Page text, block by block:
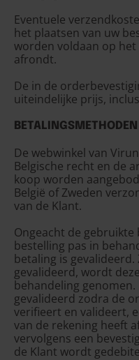
Eventuele
het plaatsen van uw
worden voldaan op
afrondt.
De in de
uiteindelijke prijs,
BETALINGSMETHODEN
De webwinkel van
Belgische recht en de
koop worden
België of Zweden
van de Klant.
Ongeacht de
bestelling pas in
betaling is
gevalideerd, wordt
behandeling
gevalideerd zodra de
verifieert en valideert,
van de rekening heeft
vervolgens een
de Klant wordt